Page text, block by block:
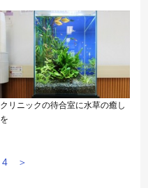
クリニックの待合室に水草の癒し
を
4 ＞